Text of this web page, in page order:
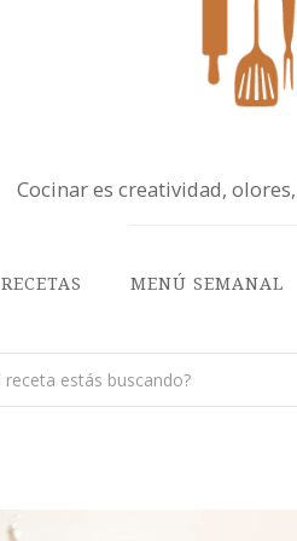
Cocinar es creatividad,
RECETAS MENÚ SEMANAL